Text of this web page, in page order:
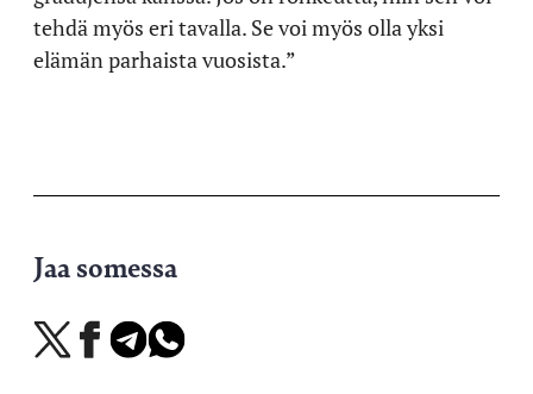
tehdä myös eri tavalla. Se voi myös olla yksi
elämän parhaista vuosista.”
Jaa somessa
Jaa
X-
Jaa
Facebookissa
Jaa
Telegramissa
Jaa
WhatsAppissa